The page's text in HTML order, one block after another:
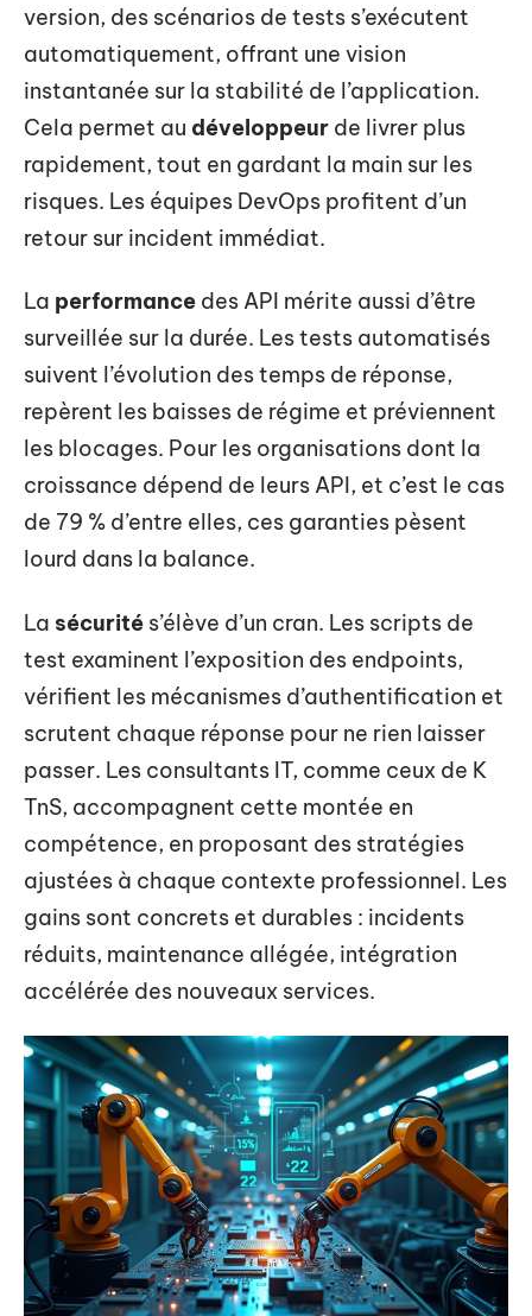
version, des scénarios de tests s’exécutent
automatiquement, offrant une vision
instantanée sur la stabilité de l’application.
Cela permet au développeur de livrer plus
rapidement, tout en gardant la main sur les
risques. Les équipes DevOps profitent d’un
retour sur incident immédiat.
La performance des API mérite aussi d’être
surveillée sur la durée. Les tests automatisés
suivent l’évolution des temps de réponse,
repèrent les baisses de régime et préviennent
les blocages. Pour les organisations dont la
croissance dépend de leurs API, et c’est le cas
de 79 % d’entre elles, ces garanties pèsent
lourd dans la balance.
La sécurité s’élève d’un cran. Les scripts de
test examinent l’exposition des endpoints,
vérifient les mécanismes d’authentification et
scrutent chaque réponse pour ne rien laisser
passer. Les consultants IT, comme ceux de K
TnS, accompagnent cette montée en
compétence, en proposant des stratégies
ajustées à chaque contexte professionnel. Les
gains sont concrets et durables : incidents
réduits, maintenance allégée, intégration
accélérée des nouveaux services.